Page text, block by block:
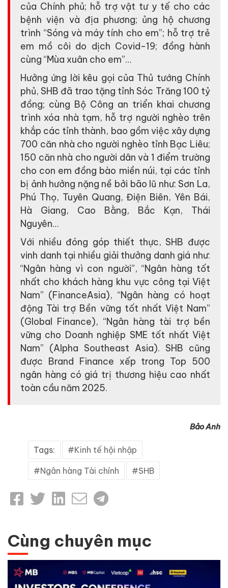
của Chính phủ; hỗ trợ vật tư y tế cho các
bệnh viện và địa phương; ủng hộ chương
trình “Sóng và máy tính cho em”; hỗ trợ trẻ
em mồ côi do dịch Covid-19; đồng hành
cùng “Mùa xuân cho em”…
Hưởng ứng lời kêu gọi của Thủ tướng Chính
phủ, SHB đã trao tặng tỉnh Sóc Trăng 100 tỷ
đồng; cùng Bộ Công an triển khai chương
trình xóa nhà tạm, hỗ trợ người nghèo trên
khắp các tỉnh thành, bao gồm việc xây dựng
700 căn nhà cho người nghèo tỉnh Bạc Liêu;
150 căn nhà cho người dân và 1 điểm trường
cho con em đồng bào miền núi, tại các tỉnh
bị ảnh hưởng nặng nề bởi bão lũ như: Sơn La,
Phú Thọ, Tuyên Quang, Điện Biên, Yên Bái,
Hà Giang, Cao Bằng, Bắc Kạn, Thái
Nguyên…
Với nhiều đóng góp thiết thực, SHB được
vinh danh tại nhiều giải thưởng danh giá như:
“Ngân hàng vì con người”, “Ngân hàng tốt
nhất cho khách hàng khu vực công tại Việt
Nam” (FinanceAsia), “Ngân hàng có hoạt
động Tài trợ Bền vững tốt nhất Việt Nam”
(Global Finance), “Ngân hàng tài trợ bền
vững cho Doanh nghiệp SME tốt nhất Việt
Nam” (Alpha Southeast Asia). SHB cũng
được Brand Finance xếp trong Top 500
ngân hàng có giá trị thương hiệu cao nhất
toàn cầu năm 2025.
Bảo Anh
Tags: Kinh tế hội nhập
Ngân hàng Tài chính SHB
Cùng chuyên mục